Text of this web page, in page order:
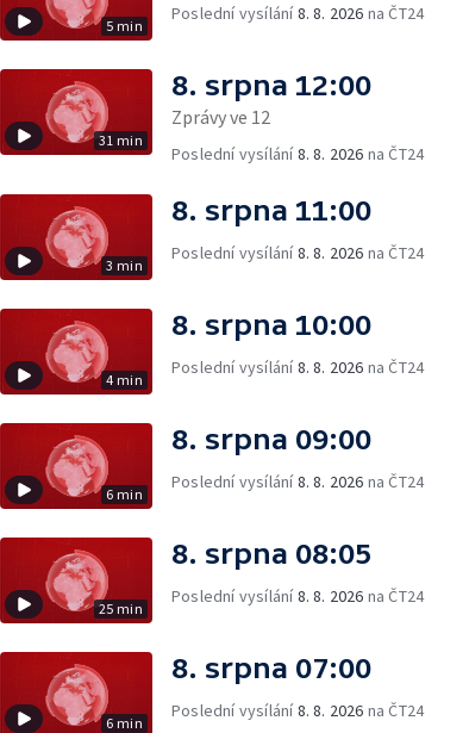
5 min
Poslední vysílání8. 8. 2026 na ČT24
31 min
8. srpna 12:00
Zprávy ve 12
Poslední vysílání8. 8. 2026 na ČT24
3 min
8. srpna 11:00
Poslední vysílání8. 8. 2026 na ČT24
4 min
8. srpna 10:00
Poslední vysílání8. 8. 2026 na ČT24
6 min
8. srpna 09:00
Poslední vysílání8. 8. 2026 na ČT24
25 min
8. srpna 08:05
Poslední vysílání8. 8. 2026 na ČT24
6 min
8. srpna 07:00
Poslední vysílání8. 8. 2026 na ČT24